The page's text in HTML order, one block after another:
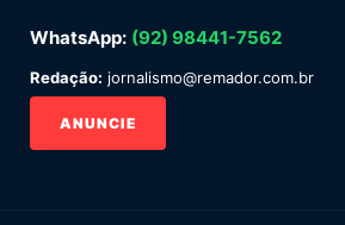
WhatsApp: (92) 98441-7562
Redação: jornalismo@remador.com.br
ANUNCIE